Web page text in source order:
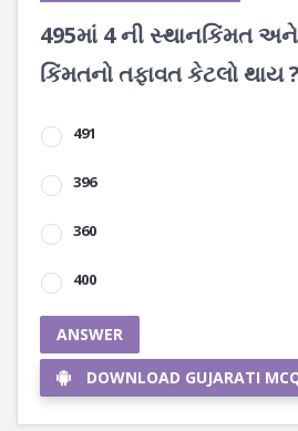
495માં 4 ની સ્થાનકિંમત
કિંમતનો તફાવત કેટલો થાય ?
491
396
360
400
ANSWER
DOWNLOAD GUJARATI